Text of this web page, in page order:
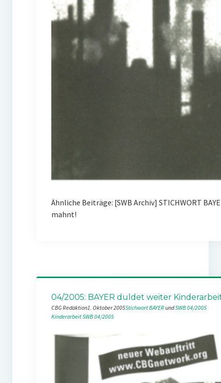
Ähnliche Beiträge: [SWB Archiv] STICHWORT
mahnt!
04/2005: BAYER duldet weiter
CBG Redaktion1. Oktober 2005Stichwort BAYER und SWB 04/2005
KinderarbeitSWB 04/2005